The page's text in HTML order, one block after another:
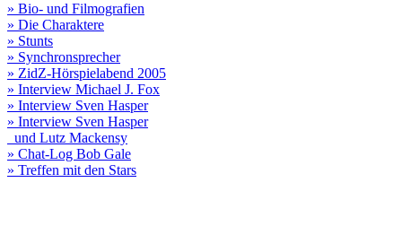
» Bio- und Filmografien
» Die Charaktere
» Stunts
» Synchronsprecher
» ZidZ-Hörspielabend 2005
» Interview Michael J. Fox
» Interview Sven Hasper
» Interview Sven Hasper
und Lutz Mackensy
» Chat-Log Bob Gale
» Treffen mit den Stars